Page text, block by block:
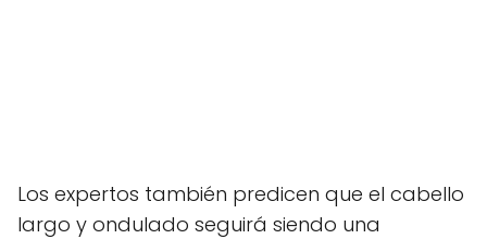
Los expertos también predicen que el cabello
largo y ondulado seguirá siendo una